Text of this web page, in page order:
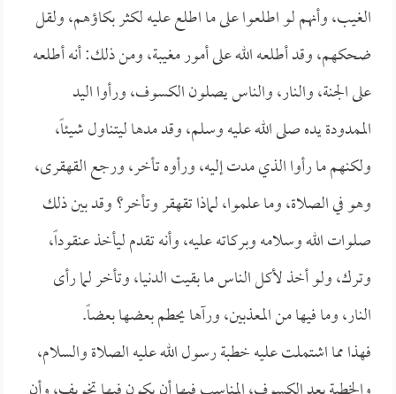
الغيب، وأنهم لو اطلعوا على ما اطلع عليه لكثر بكاؤهم، ولقل
ضحكهم، وقد أطلعه الله على أمور مغيبة، ومن ذلك: أنه أطلعه
على الجنة، والنار، والناس يصلون الكسوف، ورأوا اليد
الممدودة يده صلى الله عليه وسلم، وقد مدها ليتناول شيئاً،
ولكنهم ما رأوا الذي مدت إليه، ورأوه تأخر، ورجع القهقرى،
وهو في الصلاة، وما علموا، لماذا تقهقر وتأخر؟ وقد بين ذلك
صلوات الله وسلامه وبركاته عليه، وأنه تقدم ليأخذ عنقوداً،
وترك، ولو أخذ لأكل الناس ما بقيت الدنيا، وتأخر لما رأى
النار، وما فيها من المعذبين، ورآها يحطم بعضها بعضاً.
فهذا مما اشتملت عليه خطبة رسول الله عليه الصلاة والسلام،